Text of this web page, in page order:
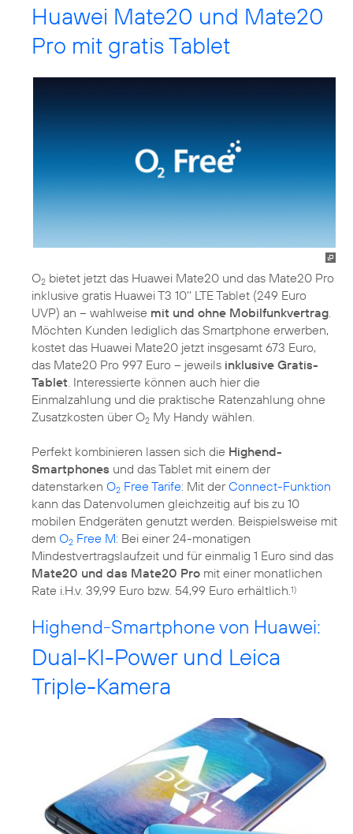
Huawei Mate20 und Mate20
Pro mit gratis Tablet
O2 bietet jetzt das Huawei Mate20 und das Mate20 Pro
inklusive gratis Huawei T3 10‘‘ LTE Tablet (249 Euro
UVP) an – wahlweise mit und ohne Mobilfunkvertrag.
Möchten Kunden lediglich das Smartphone erwerben,
kostet das Huawei Mate20 jetzt insgesamt 673 Euro,
das Mate20 Pro 997 Euro – jeweils inklusive Gratis-
Tablet. Interessierte können auch hier die
Einmalzahlung und die praktische Ratenzahlung ohne
Zusatzkosten über O2 My Handy wählen.
Perfekt kombinieren lassen sich die Highend-
Smartphones und das Tablet mit einem der
datenstarken O2 Free Tarife: Mit derConnect-Funktion
kann das Datenvolumen gleichzeitig auf bis zu 10
mobilen Endgeräten genutzt werden. Beispielsweise mit
dem O2 Free M: Bei einer 24-monatigen
Mindestvertragslaufzeit und für einmalig 1 Euro sind das
Mate20 und das Mate20 Pro mit einer monatlichen
Rate i.H.v. 39,99 Euro bzw. 54,99 Euro erhältlich.1)
Highend-Smartphone von Huawei:
Dual-KI-Power und Leica
Triple-Kamera